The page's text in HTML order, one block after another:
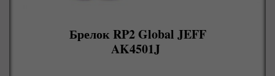
Брелок RP2 Global JEFF
AK4501J